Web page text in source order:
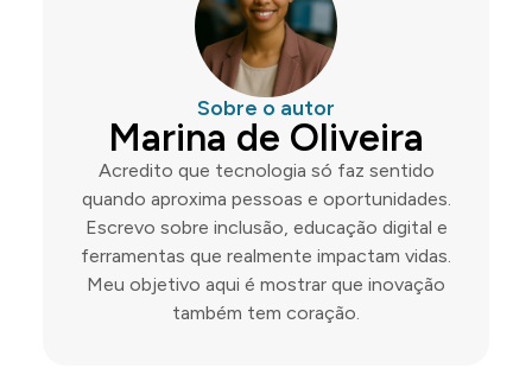
Sobre o autor
Marina de Oliveira
Acredito que tecnologia só faz sentido
quando aproxima pessoas e oportunidades.
Escrevo sobre inclusão, educação digital e
ferramentas que realmente impactam vidas.
Meu objetivo aqui é mostrar que inovação
também tem coração.